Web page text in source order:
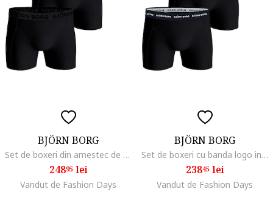
BJÖRN BORG
Set de boxeri din amestec de bumbac cu banda logo in talie - 3 perechi, Negru
24895lei
Vandut de Fashion Days
BJÖRN BORG
Set de boxeri cu banda logo in talie - 3 perechi, Multicolor
23845lei
Vandut de Fashion Days